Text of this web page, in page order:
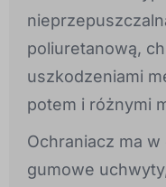
poliuretanową,
uszkodzeniami
potem i różnymi
Ochraniacz ma
gumowe